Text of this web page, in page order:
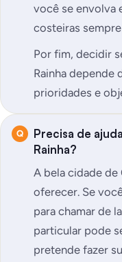
você se envolva
costeiras
Por fim, decidir
Rainha depende
prioridades e
Precisa de
Rainha?
A bela cidade de
oferecer. Se
para chamar de
particular pode
pretende fazer